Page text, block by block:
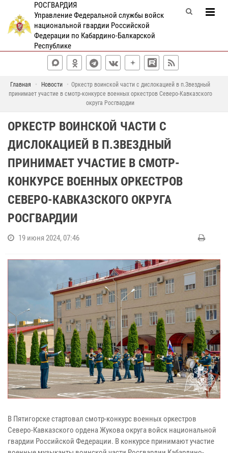
РОСГВАРДИЯ
Управление Федеральной службы войск
национальной гвардии Российской
Федерации по Кабардино-Балкарской
Республике
Главная Новости
Оркестр воинской части с дислокацией в п.Звездный
принимает участие в смотр-конкурсе военных оркестров Северо-Кавказского
округа Росгвардии
ОРКЕСТР ВОИНСКОЙ ЧАСТИ С
ДИСЛОКАЦИЕЙ В П.ЗВЕЗДНЫЙ
ПРИНИМАЕТ УЧАСТИЕ В СМОТР-
КОНКУРСЕ ВОЕННЫХ ОРКЕСТРОВ
СЕВЕРО-КАВКАЗСКОГО ОКРУГА
РОСГВАРДИИ
19 июня 2024, 07:46
В Пятигорске стартовал смотр-конкурс военных оркестров
Северо-Кавказского ордена Жукова округа войск национальной
гвардии Российской Федерации. В конкурсе принимают участие